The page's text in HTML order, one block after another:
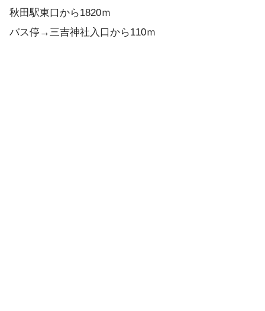
秋田駅東口から1820ｍ
バス停→三吉神社入口から110ｍ